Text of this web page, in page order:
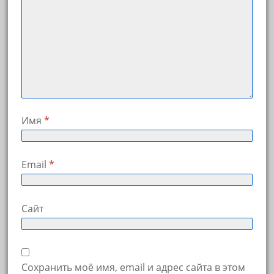
Имя *
Email *
Сайт
Сохранить моё имя, email и адрес сайта в этом